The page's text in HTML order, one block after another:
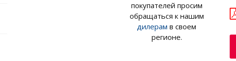
покупателей просим
обращаться к нашим
дилерам в своем
регионе.